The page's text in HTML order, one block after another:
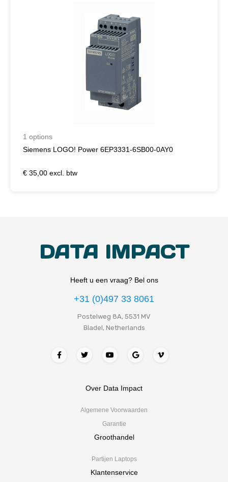
1 options
Siemens LOGO! Power 6EP3331-6SB00-0AY0
€ 35,00 excl. btw
DATA IMPACT
Heeft u een vraag? Bel ons
+31 (0)497 33 8061
Postelweg 8A, 5531 MV
Bladel, Netherlands
Over Data Impact
Algemene Voorwaarden
Garantie
Groothandel
Partijen Laptops
Klantenservice